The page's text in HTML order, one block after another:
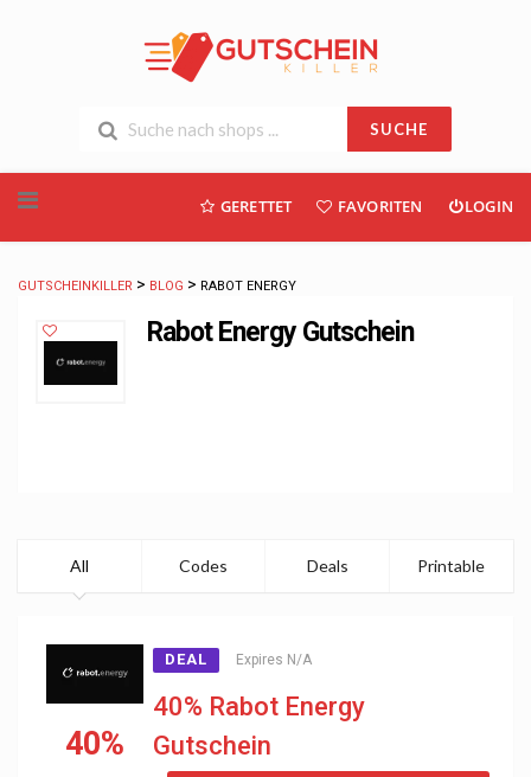
SUCHE
to
GERETTET FAVORITEN LOGIN
GUTSCHEINKILLER > BLOG > RABOT ENERGY
Rabot Energy Gutschein
All Codes Deals Printable
40%
DEAL Expires N/A
40% Rabot Energy
Gutschein